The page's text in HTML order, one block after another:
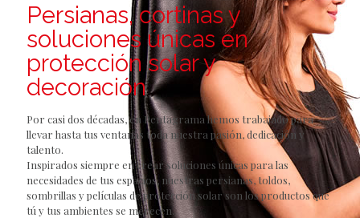
Persianas, cortinas y
soluciones únicas en
protección solar y
decoración
Por casi dos décadas, en Pentagrama hemos trabajado para
llevar hasta tus ventanas toda nuestra pasión, dedicación y
talento.
Inspirados siempre en crear soluciones únicas para las
necesidades de tus espacios, nuestras persianas, toldos,
sombrillas y películas de protección solar son los productos que
tú y tus ambientes se merecen.